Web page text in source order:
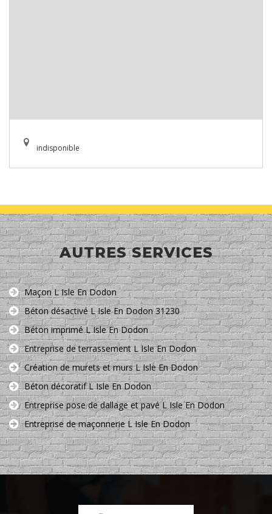
indisponible
AUTRES SERVICES
Maçon L Isle En Dodon
Béton désactivé L Isle En Dodon 31230
Béton imprimé L Isle En Dodon
Entreprise de terrassement L Isle En Dodon
Création de murets et murs L Isle En Dodon
Béton décoratif L Isle En Dodon
Entreprise pose de dallage et pavé L Isle En Dodon
Entreprise de maçonnerie L Isle En Dodon